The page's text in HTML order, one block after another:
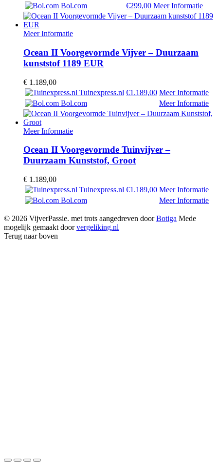
Bol.com
€299,00 Meer Informatie
Meer Informatie
Ocean II Voorgevormde Vijver – Duurzaam
kunststof 1189 EUR
€ 1.189,00
Tuinexpress.nl €1.189,00 Meer Informatie
Bol.com
Meer Informatie
Meer Informatie
Ocean II Voorgevormde Tuinvijver –
Duurzaam Kunststof, Groot
€ 1.189,00
Tuinexpress.nl €1.189,00 Meer Informatie
Bol.com
Meer Informatie
© 2026 VijverPassie. met trots aangedreven doorBotiga Mede
mogelijk gemaakt doorvergeliking.nl
Terug naar boven